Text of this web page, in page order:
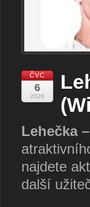
ČVC
6
2026
Lehečka
najdete
další